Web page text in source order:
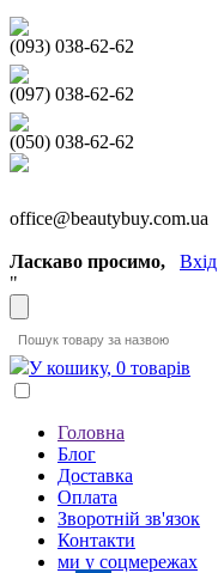
(093) 038-62-62
(097) 038-62-62
(050) 038-62-62
office@beautybuy.com.ua
Ласкаво просимо, Вхід
"
У кошику, 0 товарів
Головна
Блог
Доставка
Оплата
Зворотній зв'язок
Контакти
ми у соцмережах